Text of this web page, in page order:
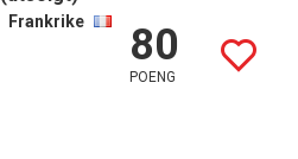
Frankrike 80
POENG